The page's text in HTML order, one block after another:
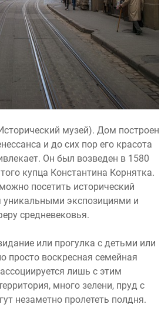
музей). Дом построен
и до сих пор его красота
Он был возведен в 1580
купца Константина Корнятка.
посетить исторический
уникальными экспозициями и
средневековья.
или прогулка с детьми или
просто воскресная семейная
лишь с этим
много зелени, пруд с
незаметно пролететь полдня.